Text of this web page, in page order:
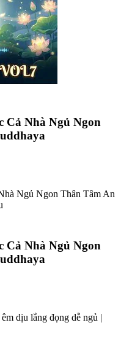
Cả Nhà Ngủ Ngon
Cả Nhà Ngủ Ngon